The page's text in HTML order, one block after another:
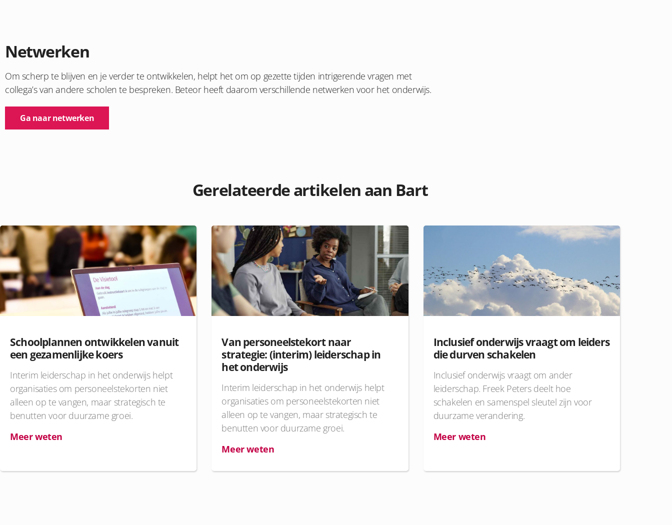
Netwerken
Om scherp te blijven en je verder te ontwikkelen, helpt het om op gezette tijden intrigerende vragen met
collega’s van andere scholen te bespreken. Beteor heeft daarom verschillende netwerken voor het onderwijs.
Ga naar netwerken
Gerelateerde artikelen aan Bart
Schoolplannen ontwikkelen vanuit
een gezamenlijke koers
Interim leiderschap in het onderwijs helpt
organisaties om personeelstekorten niet
alleen op te vangen, maar strategisch te
benutten voor duurzame groei.
Meer weten
Van personeelstekort naar
strategie: (interim) leiderschap in
het onderwijs
Interim leiderschap in het onderwijs helpt
organisaties om personeelstekorten niet
alleen op te vangen, maar strategisch te
benutten voor duurzame groei.
Meer weten
Inclusief onderwijs vraagt om leiders
die durven schakelen
Inclusief onderwijs vraagt om ander
leiderschap. Freek Peters deelt hoe
schakelen en samenspel sleutel zijn voor
duurzame verandering.
Meer weten